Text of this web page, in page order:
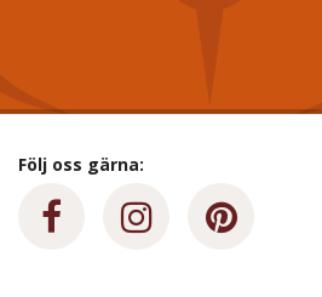
Följ oss gärna: